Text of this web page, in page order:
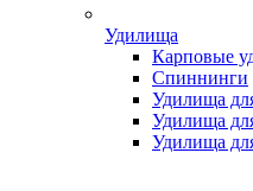
Удилища
Карповые
Спиннинги
Удилища
Удилища
Удилища